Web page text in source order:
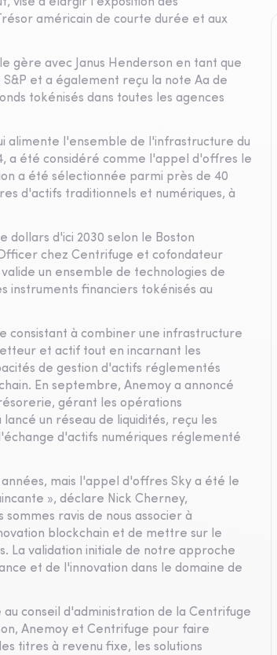
américain de courte durée et aux
gère avec Janus Henderson en tant que
et a également reçu la note Aa de
tokénisés dans toutes les agences
alimente l'ensemble de l'infrastructure du
a été considéré comme l'appel d'offres le
a été sélectionnée parmi près de 40
d'actifs traditionnels et numériques, à
dollars d'ici 2030 selon le Boston
chez Centrifuge et cofondateur
un ensemble de technologies de
instruments financiers tokénisés au
consistant à combiner une infrastructure
et actif tout en incarnant les
de gestion d'actifs réglementés
En septembre, Anemoy a annoncé
gérant les opérations
un réseau de liquidités, reçu les
d'actifs numériques réglementé
mais l'appel d'offres Sky a été le
», déclare Nick Cherney,
ravis de nous associer à
blockchain et de mettre sur le
La validation initiale de notre approche
et de l'innovation dans le domaine de
conseil d'administration de la Centrifuge
Anemoy et Centrifuge pour faire
titres à revenu fixe, les solutions